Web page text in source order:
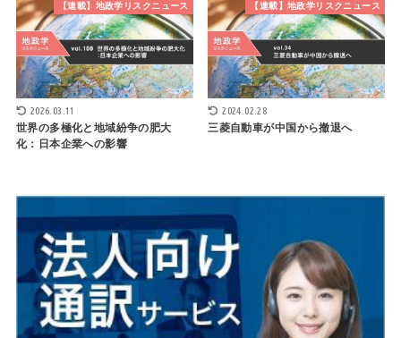
【連載】地政学リスクニュース
2026.03.11
世界の多極化と地域紛争の肥大
化：日本企業への影響
【連載】地政学リスクニュース
2024.02.28
三菱自動車が中国から撤退へ